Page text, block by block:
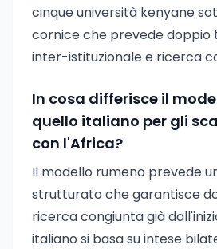
cinque università kenyane
cornice che prevede doppio
inter-istituzionale e ricerca
In cosa differisce il
quello italiano per gli
con l'Africa?
Il modello rumeno prevede
strutturato che garantisce
ricerca congiunta già
italiano si basa su intese